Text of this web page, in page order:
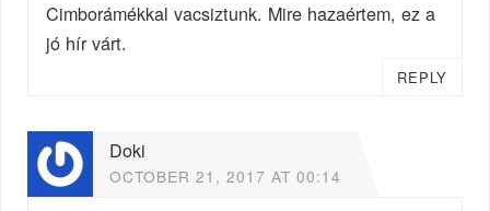
Cimborámékkal vacsiztunk. Mire hazaértem, ez a
jó hír várt.
REPLY
Doki
OCTOBER 21, 2017 AT 00:14